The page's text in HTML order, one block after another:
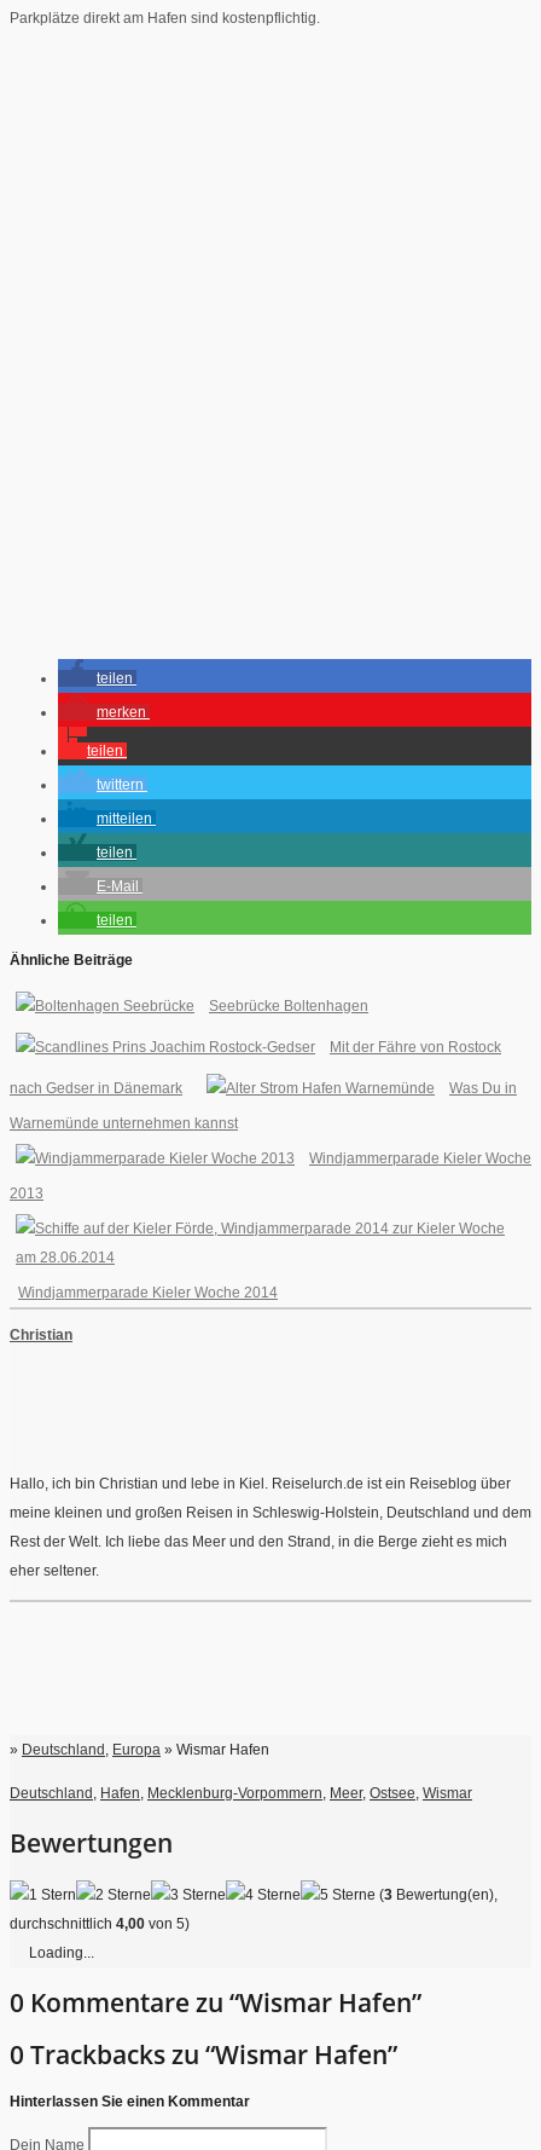
Parkplätze direkt am Hafen sind kostenpflichtig.
teilen
merken
teilen
twittern
mitteilen
teilen
E-Mail
teilen
Ähnliche Beiträge
Seebrücke Boltenhagen
Mit der Fähre von Rostock
nach Gedser in Dänemark Was Du in
Warnemünde unternehmen kannst
Windjammerparade Kieler Woche
2013
Windjammerparade Kieler Woche 2014
Christian
Hallo, ich bin Christian und lebe in Kiel. Reiselurch.de ist ein Reiseblog über
meine kleinen und großen Reisen in Schleswig-Holstein, Deutschland und dem
Rest der Welt. Ich liebe das Meer und den Strand, in die Berge zieht es mich
eher seltener.
» Deutschland , Europa » Wismar Hafen
Deutschland , Hafen, Mecklenburg-Vorpommern, Meer, Ostsee, Wismar
Bewertungen
(3 Bewertung(en),
durchschnittlich 4,00 von 5)
Loading...
0 Kommentare zu “Wismar Hafen”
0 Trackbacks zu “Wismar Hafen”
Hinterlassen Sie einen Kommentar
Dein Name